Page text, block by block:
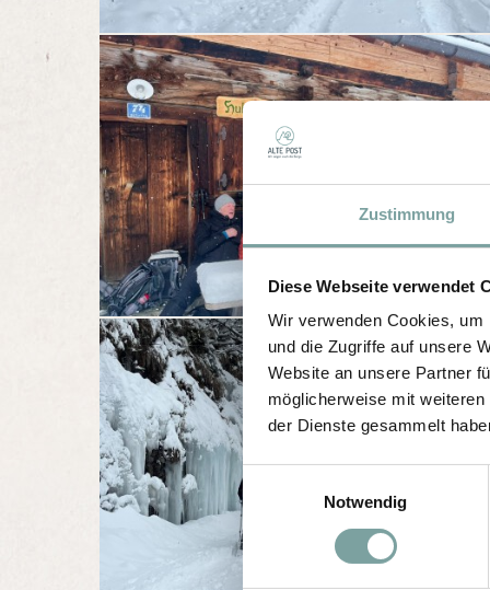
Zustimmung
Diese Webseite verwendet
Wir verwenden Cookies,
und die Zugriffe auf unsere
Website an unsere Partner
möglicherweise mit
der Dienste gesammelt
E
i
n
w
Notwendig